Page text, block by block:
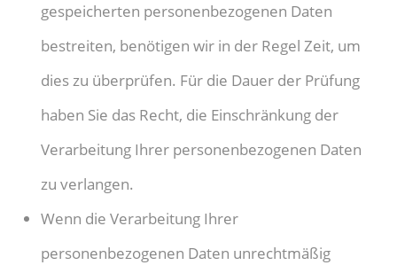
gespeicherten personenbezogenen Daten
bestreiten, benötigen wir in der Regel Zeit, um
dies zu überprüfen. Für die Dauer der Prüfung
haben Sie das Recht, die Einschränkung der
Verarbeitung Ihrer personenbezogenen Daten
zu verlangen.
Wenn die Verarbeitung Ihrer
personenbezogenen Daten unrechtmäßig